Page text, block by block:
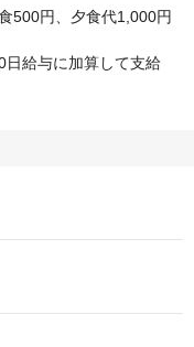
500円、夕食代1,000円
日給与に加算して支給